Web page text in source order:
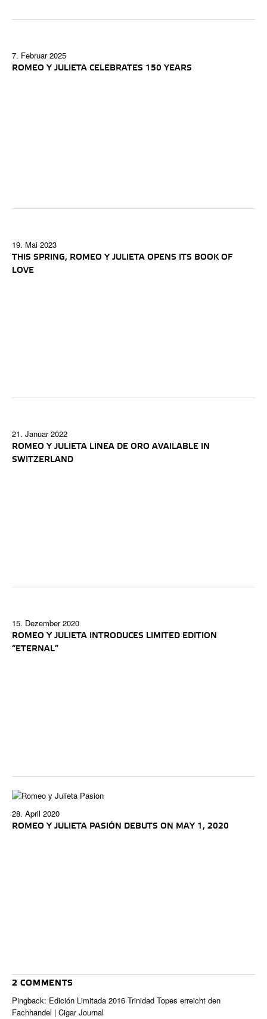
7. Februar 2025
ROMEO Y JULIETA CELEBRATES 150 YEARS
19. Mai 2023
THIS SPRING, ROMEO Y JULIETA OPENS ITS BOOK OF
LOVE
21. Januar 2022
ROMEO Y JULIETA LINEA DE ORO AVAILABLE IN
SWITZERLAND
15. Dezember 2020
ROMEO Y JULIETA INTRODUCES LIMITED EDITION
“ETERNAL”
28. April 2020
ROMEO Y JULIETA PASIÓN DEBUTS ON MAY 1, 2020
2 COMMENTS
Pingback: Edición Limitada 2016 Trinidad Topes erreicht den
Fachhandel | Cigar Journal